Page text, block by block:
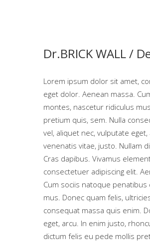
Dr.BRICK WALL /
Lorem ipsum dolor sit amet,
eget dolor. Aenean massa.
montes, nascetur ridiculus
pretium quis, sem. Nulla
vel, aliquet nec, vulputate
venenatis vitae, justo. Nullam
Cras dapibus. Vivamus
consectetuer adipiscing elit.
Cum sociis natoque
mus. Donec quam felis,
consequat massa quis enim.
eget, arcu. In enim justo,
dictum felis eu pede mollis